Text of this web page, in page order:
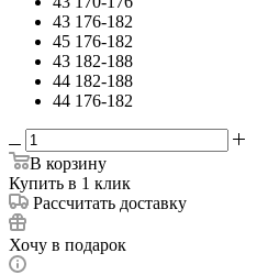
43 176-182
45 176-182
43 182-188
44 182-188
44 176-182
В корзину
Купить в 1 клик
Рассчитать доставку
Хочу в подарок